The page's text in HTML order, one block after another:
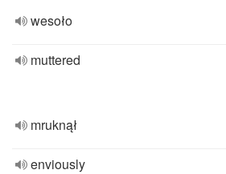
wesoło
muttered
mruknął
enviously